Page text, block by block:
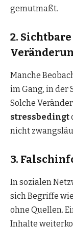
gemutmaßt.
2.
Manche
im Gang, in der
Solche
stressbedingt
nicht
3.
In sozialen
sich Begriffe wie
ohne Quellen.
Inhalte